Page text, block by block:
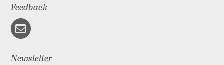
Feedback
Newsletter